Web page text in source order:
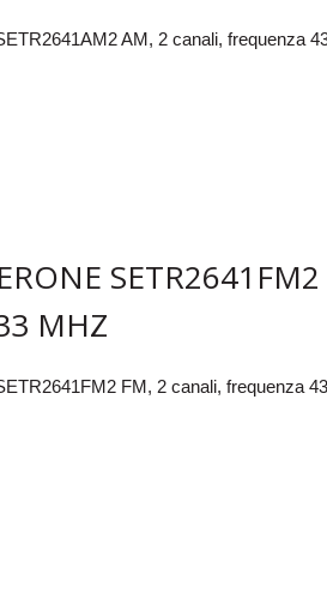
AM, 2 canali, frequenza
MHZ
FM, 2 canali, frequenza